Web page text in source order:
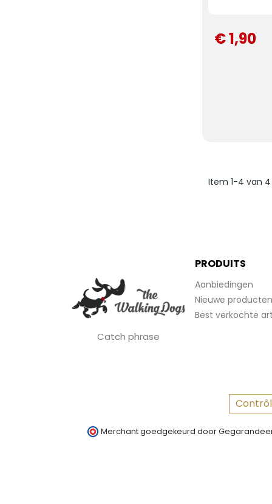
€ 1,90
Item 1-4 van
Catch phrase
PRODUITS
Aanbiedingen
Nieuwe producten
Best verkochte
Merchant goedgekeurd door